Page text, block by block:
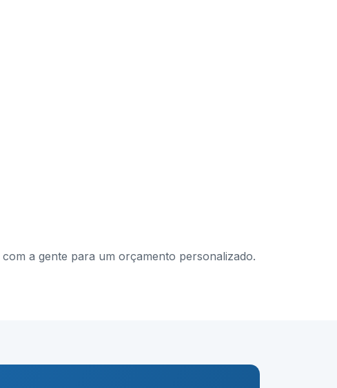
a gente para um orçamento personalizado.